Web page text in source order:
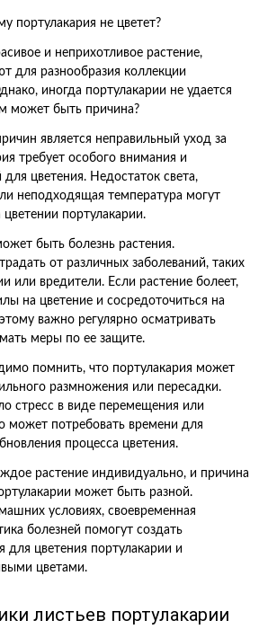
и неприхотливое растение,
для разнообразия коллекции
иногда портулакарии не удается
может быть причина?
является неправильный уход за
требует особого внимания и
цветения. Недостаток света,
неподходящая температура могут
цветении портулакарии.
быть болезнь растения.
от различных заболеваний, таких
или вредители. Если растение болеет,
на цветение и сосредоточиться на
важно регулярно осматривать
меры по ее защите.
помнить, что портулакария может
размножения или пересадки.
стресс в виде перемещения или
может потребовать времени для
процесса цветения.
растение индивидуально, и причина
может быть разной.
условиях, своевременная
болезней помогут создать
для цветения портулакарии и
цветами.
листьев портулакарии